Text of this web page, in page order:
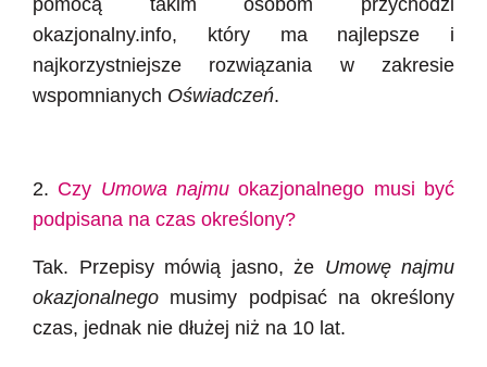
pomocą takim osobom przychodzi
okazjonalny.info, który ma najlepsze i
najkorzystniejsze rozwiązania w zakresie
wspomnianych Oświadczeń.
2. Czy Umowa najmu okazjonalnego musi być
podpisana na czas określony?
Tak. Przepisy mówią jasno, że Umowę najmu
okazjonalnego musimy podpisać na określony
czas, jednak nie dłużej niż na 10 lat.